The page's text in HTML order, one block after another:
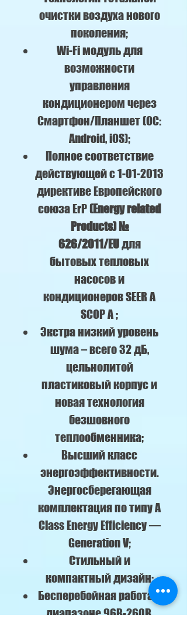
очистки воздуха нового
поколения;
Wi-Fi модуль для
возможности
управления
кондиционером через
Смартфон/Планшет (ОС:
Android, iOS);
Полное соответствие
действующей c 1-01-2013
директиве Европейского
союза ErP(Energy related
Products) №
626/2011/EUдля
бытовых тепловых
насосов и
кондиционеров SEER A
SCOP A ;
Экстра низкий уровень
шума – всего 32 дБ,
цельнолитой
пластиковый корпус и
новая технология
безшовного
теплообменника;
Высший класс
энергоэффективности.
Энергосберегающая
комплектация по типу A
Class Energy Efficiency —
Generation V;
Стильный и
компактный дизайн;
Бесперебойная работа в
диапазоне 96В-260В.